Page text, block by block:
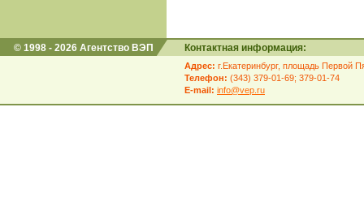
© 1998 - 2026 Агентство ВЭП Контактная информация:
Адрес: г.Екатеринбург, площадь Первой
Телефон: (343) 379-01-69; 379-01-74
E-mail: info@vep.ru